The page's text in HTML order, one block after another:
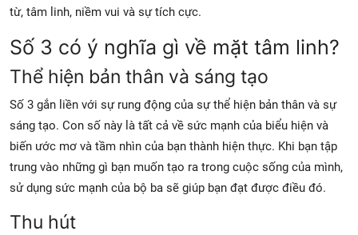
từ, tâm linh, niềm vui và sự tích cực.
Số 3 có ý nghĩa gì về mặt tâm linh?
Thể hiện bản thân và sáng tạo
Số 3 gắn liền với sự rung động của sự thể hiện bản thân và sự
sáng tạo. Con số này là tất cả về sức mạnh của biểu hiện và
biến ước mơ và tầm nhìn của bạn thành hiện thực. Khi bạn tập
trung vào những gì bạn muốn tạo ra trong cuộc sống của mình,
sử dụng sức mạnh của bộ ba sẽ giúp bạn đạt được điều đó.
Thu hút